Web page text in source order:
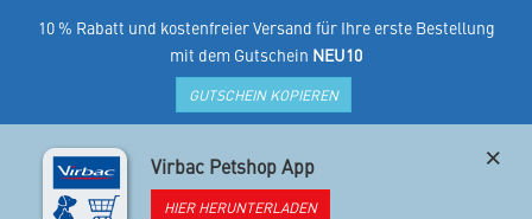
10 % Rabatt und kostenfreier Versand für Ihre erste Bestellung
mit dem Gutschein NEU10
GUTSCHEIN KOPIEREN
Virbac Petshop App
HIER HERUNTERLADEN
×